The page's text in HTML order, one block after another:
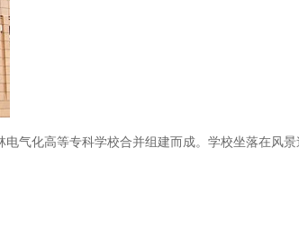
气化高等专科学校合并组建而成。学校坐落在风